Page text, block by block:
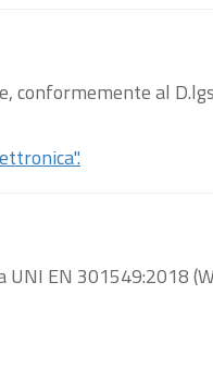
conformemente al
EN 301549:2018